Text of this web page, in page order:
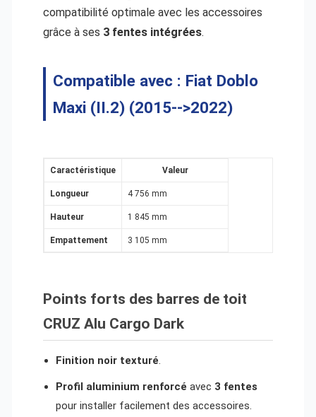
compatibilité optimale avec les accessoires
grâce à ses 3 fentes intégrées.
Compatible avec : Fiat Doblo
Maxi (II.2) (2015-->2022)
Caractéristique Valeur
Longueur 4 756 mm
Hauteur 1 845 mm
Empattement 3 105 mm
Points forts des barres de toit
CRUZ Alu Cargo Dark
Finition noir texturé.
Profil aluminium renforcé avec 3 fentes
pour installer facilement des accessoires.